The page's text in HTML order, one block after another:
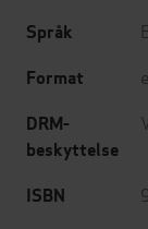
Språk
Format
DRM-
beskyttelse
ISBN